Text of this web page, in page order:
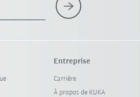
Entreprise
Carrière
À propos de KUKA